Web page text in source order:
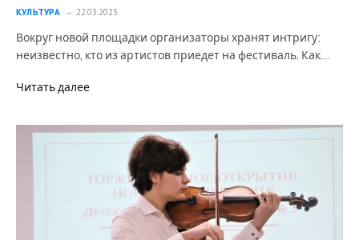
КУЛЬТУРА 22.03.2023
Вокруг новой площадки организаторы хранят интригу:
неизвестно, кто из артистов приедет на фестиваль. Как…
Читать далее